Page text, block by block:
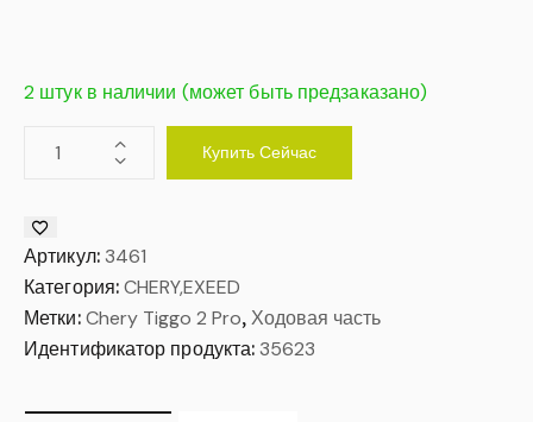
2 штук в наличии (может быть предзаказано)
Купить Сейчас
Артикул: 3461
Категория:CHERY,EXEED
Метки: Chery Tiggo 2 Pro, Ходовая часть
Идентификатор продукта:35623